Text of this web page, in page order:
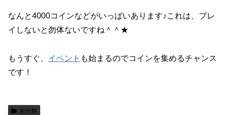
なんと4000コインなどがいっぱいあります♪これは、プレ
イしないと勿体ないですね＾＾★
もうすぐ、 イベント も始まるのでコインを集めるチャンス
です！
未分類